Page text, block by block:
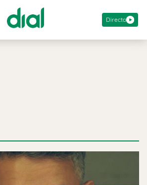
Directo